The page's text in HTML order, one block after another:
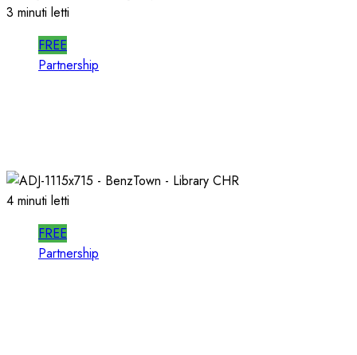
3 minuti letti
FREE
Partnership
4 minuti letti
FREE
Partnership